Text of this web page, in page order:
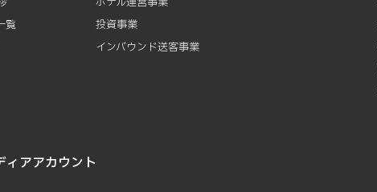
覧
投資事業
インバウンド送客事業
ィアアカウント